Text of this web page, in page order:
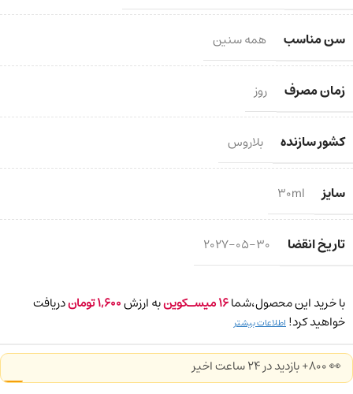
سن مناسب همه سنین
زمان مصرف روز
کشور سازنده بلاروس
سایز 30ml
تاریخ انقضا 2027-05-30
با خرید این محصول،شما16میسـکوینبه ارزش1,600توماندریافت
خواهید کرد! اطلاعات بیشتر
👀 800+ بازدید در ۲۴ ساعت اخیر